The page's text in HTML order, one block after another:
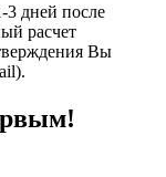
3 дней после
расчет
Вы